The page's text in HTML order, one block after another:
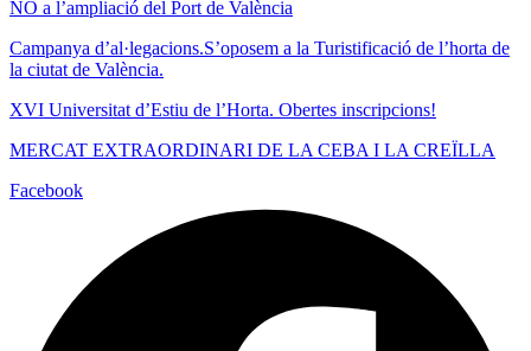
NO a l’ampliació del Port de València
Campanya d’al·legacions.S’oposem a la Turistificació de l’horta de
la ciutat de València.
XVI Universitat d’Estiu de l’Horta. Obertes inscripcions!
MERCAT EXTRAORDINARI DE LA CEBA I LA CREÏLLA
Facebook